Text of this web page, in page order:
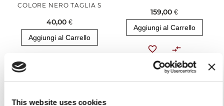
This website uses cookies
COLORE NERO TAGLIA S
40,00 €
Aggiungi al Carrello
159,00 €
Aggiungi al Carrello